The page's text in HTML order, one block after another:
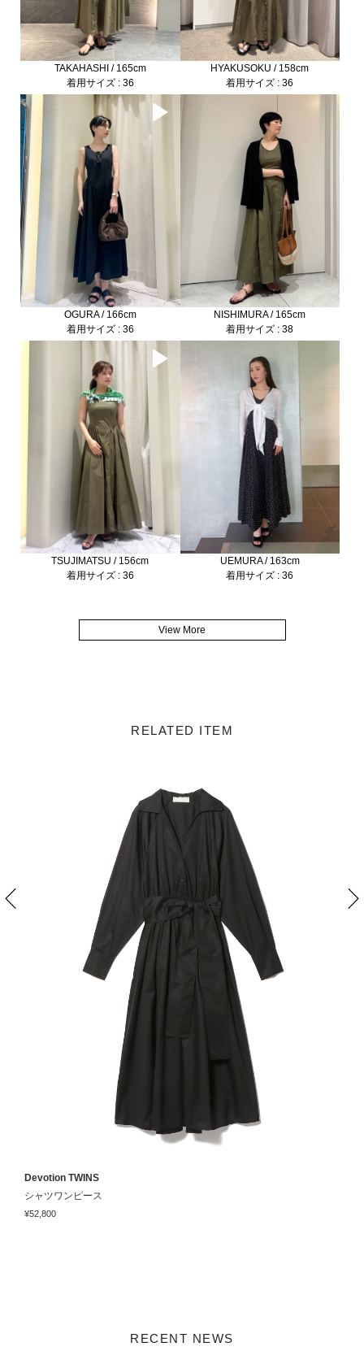
TAKAHASHI / 165cm
着用サイズ : 36
HYAKUSOKU / 158cm
着用サイズ : 36
OGURA / 166cm
着用サイズ : 36
NISHIMURA / 165cm
着用サイズ : 38
TSUJIMATSU / 156cm
着用サイズ : 36
UEMURA / 163cm
着用サイズ : 36
View More
RELATED ITEM
Devotion TWINS
シャツワンピース
¥52,800
RECENT NEWS